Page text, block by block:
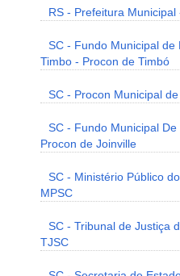
RS - Prefeitura
SC - Fundo Municipal de
Timbo - Procon de Timbó
SC - Procon Municipal
SC - Fundo Municipal
Procon de Joinville
SC - Ministério Público
MPSC
SC - Tribunal de Justiça
TJSC